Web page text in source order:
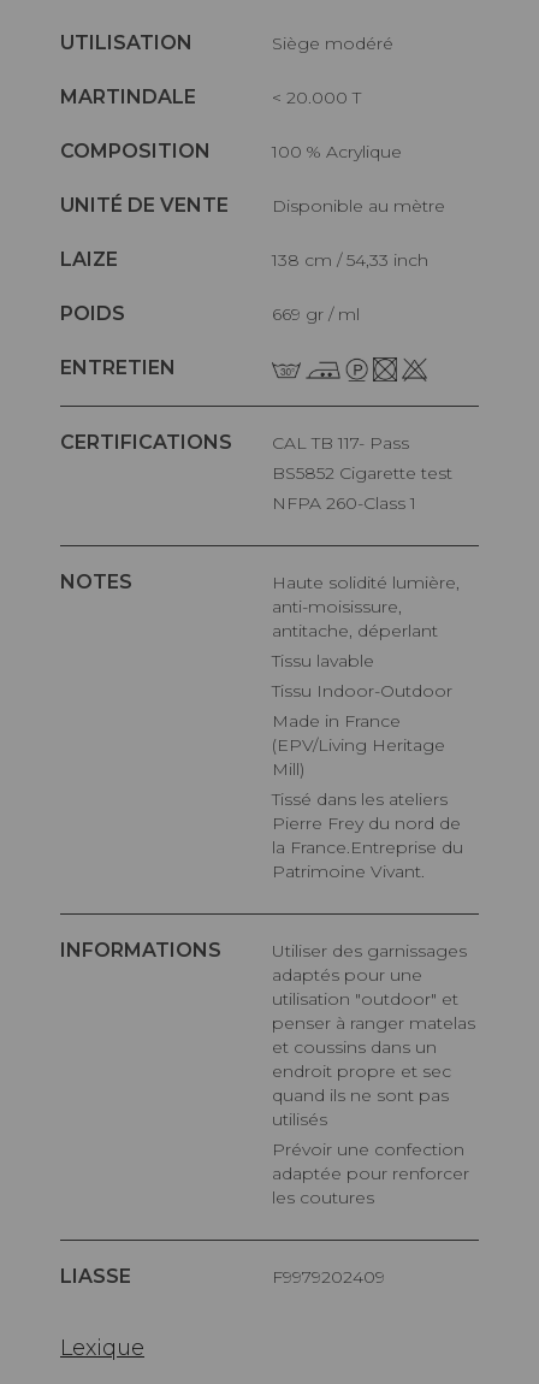
UTILISATION Siège modéré
MARTINDALE < 20.000 T
COMPOSITION 100 % Acrylique
UNITÉ DE VENTE Disponible au mètre
LAIZE 138 cm / 54,33 inch
POIDS 669 gr / ml
ENTRETIEN
CERTIFICATIONS
CAL TB 117- Pass
BS5852 Cigarette test
NFPA 260-Class 1
NOTES
Haute solidité lumière,
anti-moisissure,
antitache, déperlant
Tissu lavable
Tissu Indoor-Outdoor
Made in France
(EPV/Living Heritage
Mill)
Tissé dans les ateliers
Pierre Frey du nord de
la France.Entreprise du
Patrimoine Vivant.
INFORMATIONS
Utiliser des garnissages
adaptés pour une
utilisation "outdoor" et
penser à ranger matelas
et coussins dans un
endroit propre et sec
quand ils ne sont pas
utilisés
Prévoir une confection
adaptée pour renforcer
les coutures
LIASSE F9979202409
Lexique